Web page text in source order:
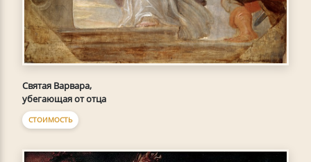
Святая Варвара,
убегающая от отца
СТОИМОСТЬ